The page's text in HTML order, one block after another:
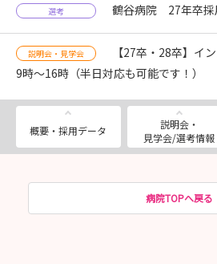
選考 鶴谷病院 27年卒採
説明会・見学会
【27卒・28卒】イ
9時～16時（半日対応も可能です！）
概要・採用データ
説明会・
見学会/選考情報
病院TOPへ戻る